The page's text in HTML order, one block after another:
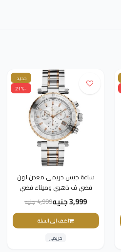
جديد
-21%
ساعة جيس حريمى معدن لون
فضي ف ذهبي وميناء فضي
3,999 جنيه 4,999 جنيه
اضف الى السلة
حريمى